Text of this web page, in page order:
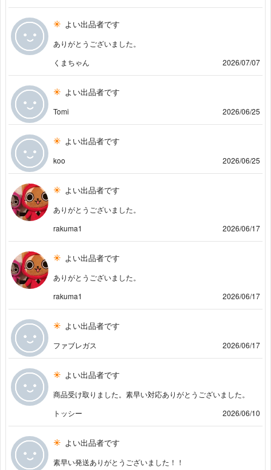
よい出品者です
ありがとうございました。
くまちゃん
2026/07/07
よい出品者です
Tomi 2026/06/25
よい出品者です
koo 2026/06/25
よい出品者です
ありがとうございました。
rakuma1
2026/06/17
よい出品者です
ありがとうございました。
rakuma1
2026/06/17
よい出品者です
ファブレガス 2026/06/17
よい出品者です
商品受け取りました。素早い対応ありがとうございました。
トッシー
2026/06/10
よい出品者です
素早い発送ありがとうございました！！